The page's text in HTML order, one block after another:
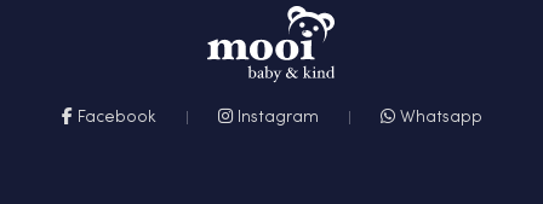
Facebook Instagram Whatsapp